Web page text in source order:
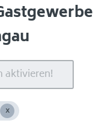
aktivieren!